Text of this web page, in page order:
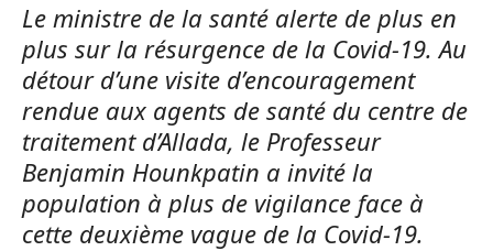
Le ministre de la santé alerte de plus en
plus sur la résurgence de la Covid-19. Au
détour d’une visite d’encouragement
rendue aux agents de santé du centre de
traitement d’Allada, le Professeur
Benjamin Hounkpatin a invité la
population à plus de vigilance face à
cette deuxième vague de la Covid-19.